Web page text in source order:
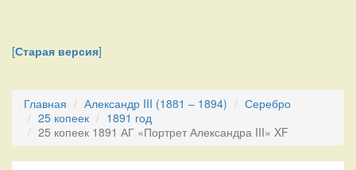
[Старая версия]
Главная Александр III (1881 – 1894)
Серебро
25 копеек
1891 год
25 копеек 1891 АГ «Портрет Александра III» XF